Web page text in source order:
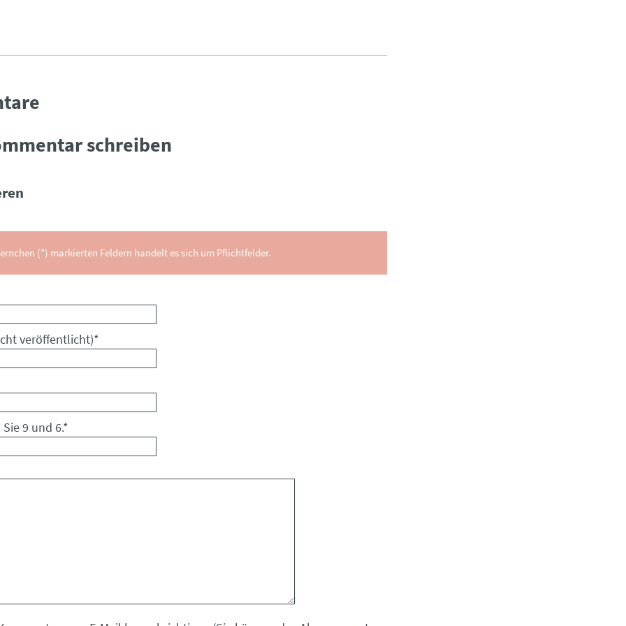
schreiben
(*) markierten Feldern handelt es sich um Pflichtfelder.
veröffentlicht)*
9 und 6.*